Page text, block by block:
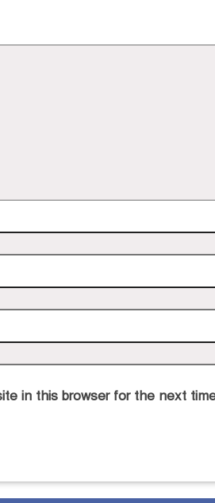
in this browser for the next